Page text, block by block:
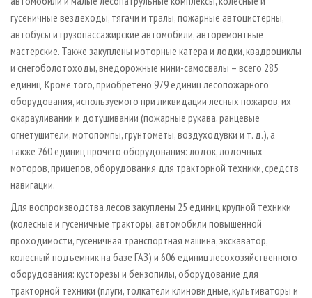
гусеничные вездеходы, тягачи и тралы, пожарные автоцистерны,
автобусы и грузопассажирские автомобили, авторемонтные
мастерские. Также закуплены моторные катера и лодки, квадроциклы
и снегоболотоходы, внедорожные мини-самосвалы – всего 285
единиц. Кроме того, приобретено 979 единиц лесопожарного
оборудования, используемого при ликвидации лесных пожаров, их
окарауливании и дотушивании (пожарные рукава, ранцевые
огнетушители, мотопомпы, грунтометы, воздуходувки и т. д.), а
также 260 единиц прочего оборудования: лодок, лодочных
моторов, прицепов, оборудования для тракторной техники, средств
навигации.
Для воспроизводства лесов закуплены 25 единиц крупной техники
(колесные и гусеничные тракторы, автомобили повышенной
проходимости, гусеничная транспортная машина, экскаватор,
колесный подъемник на базе ГАЗ) и 606 единиц лесохозяйственного
оборудования: кусторезы и бензопилы, оборудование для
тракторной техники (плуги, толкатели клиновидные, культиваторы и